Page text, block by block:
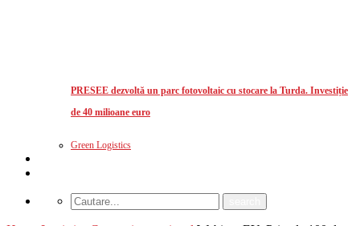
PRESEE dezvoltă un parc fotovoltaic cu stocare la Turda. Investiție
de 40 milioane euro
Green Logistics